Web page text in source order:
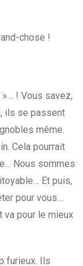
chose !
! Vous savez,
ils se passent
même.
Cela pourrait
Nous sommes
Et puis,
pour vous…
va pour le mieux
furieux. Ils